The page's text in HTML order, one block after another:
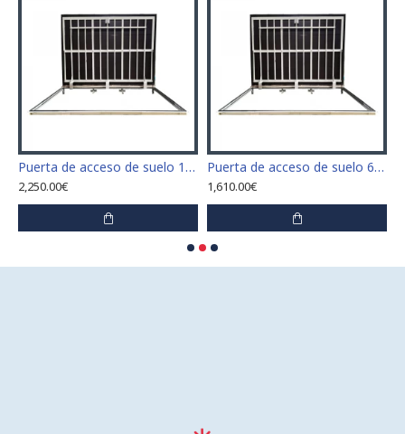
Puerta de acceso de suelo 120 cm x 120 cm "H" de acero inoxidable para interior y exterior
2,250.00€
Puerta de acceso de suelo 60 cm x 100 cm "H" de acero inoxidable para interior y exterior
1,610.00€